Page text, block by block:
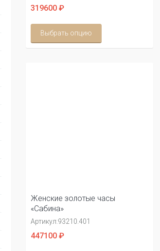
319600 ₽
Выбрать опцию
Женские золотые часы
«Сабина»
Артикул:93210.401
447100 ₽